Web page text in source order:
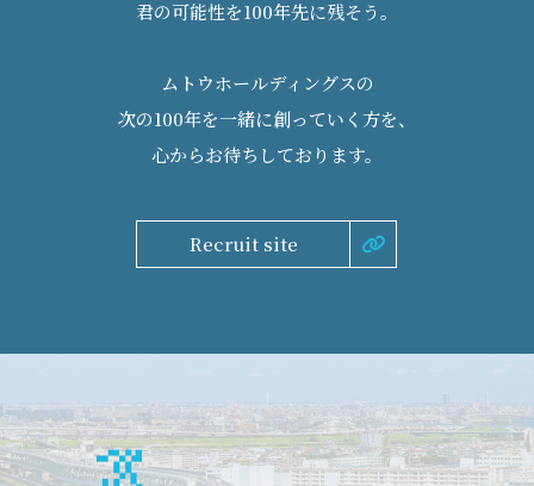
君の可能性を100年先に残そう。
ムトウホールディングスの
次の100年を一緒に創っていく方を、
心からお待ちしております。
Recruit site